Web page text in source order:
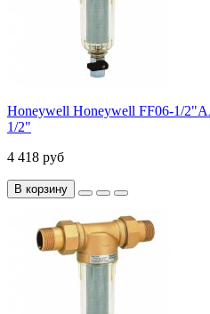
Honeywell Honeywell FF06-1/
1/2"
4 418 руб
В корзину